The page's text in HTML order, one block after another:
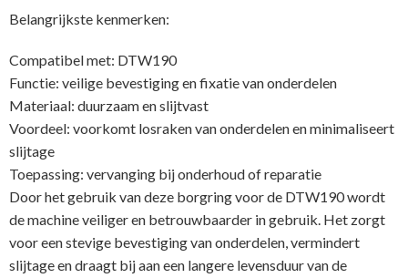
Belangrijkste kenmerken:
Compatibel met: DTW190
Functie: veilige bevestiging en fixatie van onderdelen
Materiaal: duurzaam en slijtvast
Voordeel: voorkomt losraken van onderdelen en minimaliseert
slijtage
Toepassing: vervanging bij onderhoud of reparatie
Door het gebruik van deze borgring voor de DTW190 wordt
de machine veiliger en betrouwbaarder in gebruik. Het zorgt
voor een stevige bevestiging van onderdelen, vermindert
slijtage en draagt bij aan een langere levensduur van de